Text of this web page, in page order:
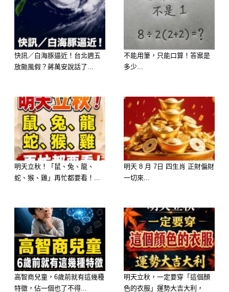
快訊／白海豚逼近！台北週五
放颱風假？蔣萬安說話了...
不能用筆，只能口算！答案是
多少...
明天立秋！「鼠、兔、龍、
蛇、猴、雞」再忙都要看！...
明天 8 月 7日 四生肖 正財偏財
一切來...
高智商兒童，6歲前就有這幾種
特徵，佔一個也了不得...
明天立秋，一定要穿「這個顏
色的衣服」運勢大吉大利，